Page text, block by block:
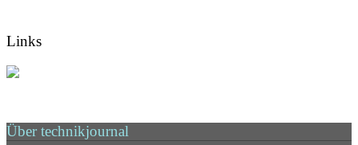
Links
Über technikjournal